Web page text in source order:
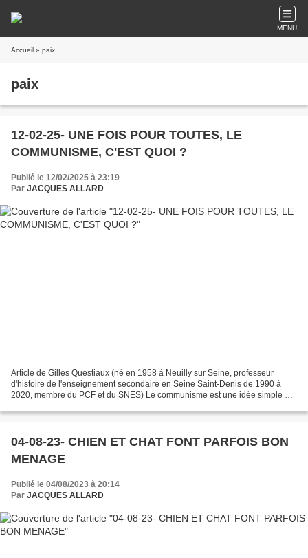
MENU
Accueil » paix
paix
12-02-25- UNE FOIS POUR TOUTES, LE
COMMUNISME, C'EST QUOI ?
Publié le 12/02/2025 à 23:19
Par JACQUES ALLARD
Article de Gilles Questiaux (né en 1958 à Neuilly sur Seine, professeur
d'histoire de l'enseignement secondaire en Seine Saint-Denis de 1990 à
2020, membre du PCF et du SNES) Le communisme est une idée simple et
04-08-23- CHIEN ET CHAT FONT PARFOIS BON
MENAGE
Publié le 04/08/2023 à 20:14
Par JACQUES ALLARD